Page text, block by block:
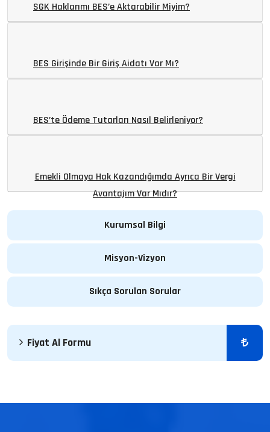
SGK Haklarımı BES’e Aktarabilir Miyim?
BES Girişinde Bir Giriş Aidatı Var Mı?
BES’te Ödeme Tutarları Nasıl Belirleniyor?
Emekli Olmaya Hak Kazandığımda Ayrıca Bir Vergi
Avantajım Var Mıdır?
Kurumsal Bilgi
Misyon-Vizyon
Sıkça Sorulan Sorular
Fiyat Al Formu